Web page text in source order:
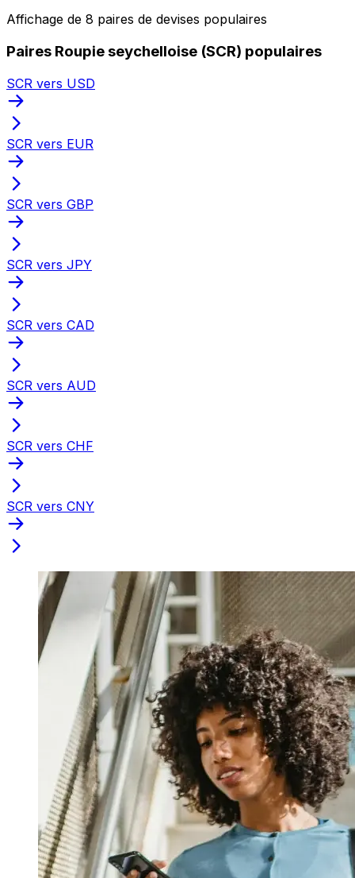
Affichage de 8 paires de devises populaires
Paires Roupie seychelloise (SCR) populaires
SCR vers USD
SCR vers EUR
SCR vers GBP
SCR vers JPY
SCR vers CAD
SCR vers AUD
SCR vers CHF
SCR vers CNY